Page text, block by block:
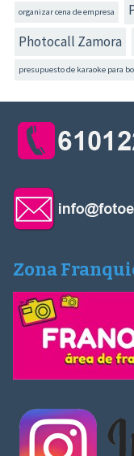
organizar cena de empresa
Photocall Zamora
presupuesto de karaoke para
Zona